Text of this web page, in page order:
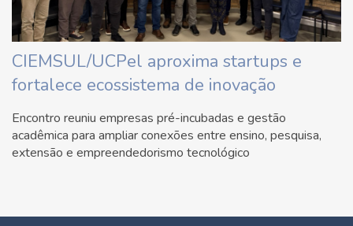
CIEMSUL/UCPel aproxima startups e
fortalece ecossistema de inovação
Encontro reuniu empresas pré-incubadas e gestão
acadêmica para ampliar conexões entre ensino, pesquisa,
extensão e empreendedorismo tecnológico